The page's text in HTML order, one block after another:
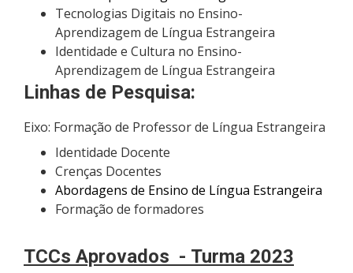
Tecnologias Digitais no Ensino-
Aprendizagem de Língua Estrangeira
Identidade e Cultura no Ensino-
Aprendizagem de Língua Estrangeira
Linhas de Pesquisa:
Eixo: Formação de Professor de Língua Estrangeira
Identidade Docente
Crenças Docentes
Abordagens de Ensino de Língua Estrangeira
Formação de formadores
TCCs Aprovados - Turma 2023